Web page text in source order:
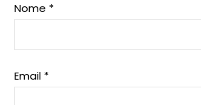
Nome *
Email *